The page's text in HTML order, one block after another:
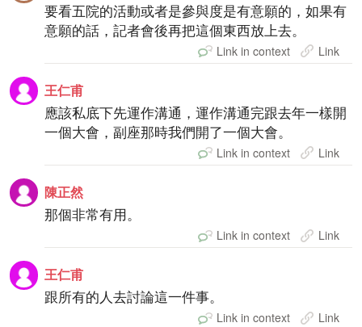
要看五院的活動或者是參與度是有意願的，如果有
意願的話，記者會後再把這個東西放上去。
Link in context Link
王仁甫
應該私底下先運作溝通，運作溝通完跟去年一樣開
一個大會，副座那時我們開了一個大會。
Link in context Link
陳正然
那個非常有用。
Link in context Link
王仁甫
跟所有的人去討論這一件事。
Link in context Link